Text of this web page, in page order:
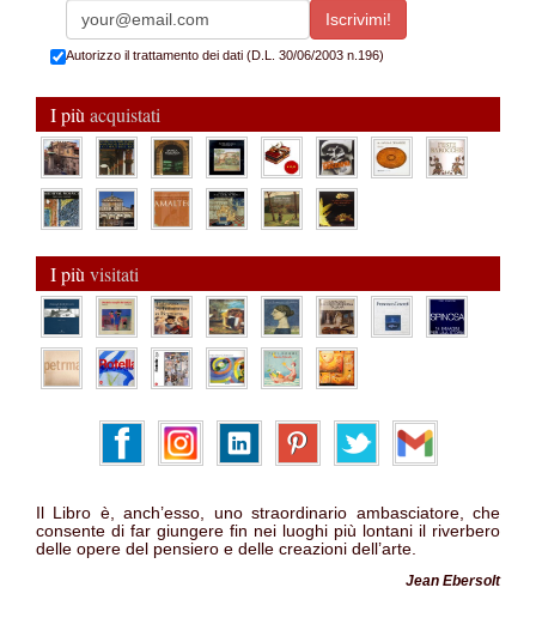
Autorizzo il trattamento dei dati (D.L. 30/06/2003 n.196)
I più acquistati
I più visitati
Il Libro è, anch’esso, uno straordinario ambasciatore, che
consente di far giungere fin nei luoghi più lontani il riverbero
delle opere del pensiero e delle creazioni dell’arte.
Jean Ebersolt